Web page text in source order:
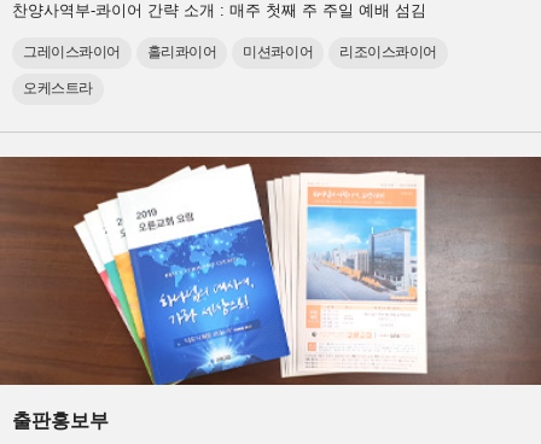
찬양사역부-콰이어 간략 소개 : 매주 첫째 주 주일 예배 섬김
그레이스콰이어 홀리콰이어 미션콰이어 리조이스콰이어
오케스트라
출판홍보부